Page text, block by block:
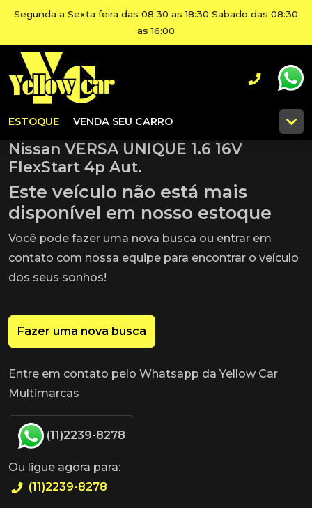
Segunda a Sexta feira das 08:30 as 18:30 Sabado das 08:30
as 16:00
ESTOQUE VENDA SEU CARRO
Nissan VERSA UNIQUE 1.6 16V
FlexStart 4p Aut.
Este veículo não está mais
disponível em nosso estoque
Você pode fazer uma nova busca ou entrar em
contato com nossa equipe para encontrar o veículo
dos seus sonhos!
Fazer uma nova busca
Entre em contato pelo Whatsapp da Yellow Car
Multimarcas
(11)2239-8278
Ou ligue agora para:
(11)2239-8278